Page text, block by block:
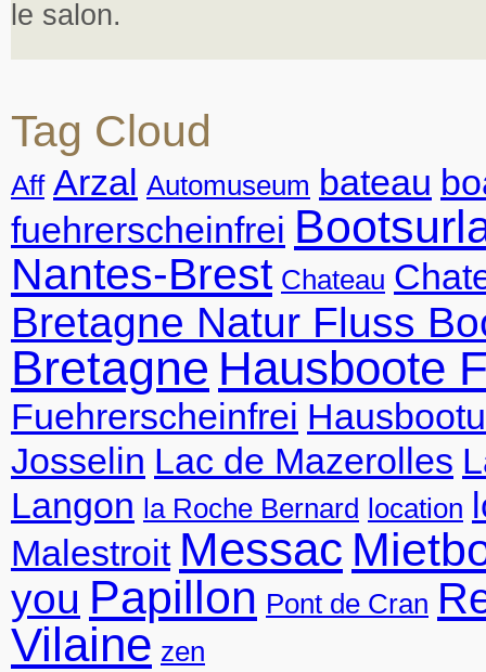
le salon.
Tag Cloud
Aff Arzal Automuseum bateau
fuehrerscheinfrei
Nantes-Brest Chateau
Bretagne Natur Fluss
Bretagne Hausboote
Fuehrerscheinfrei
Josselin Lac de Mazerolles
Langon
la Roche Bernard location
Malestroit Messac
you Papillon Pont de Cran
Vilaine zen